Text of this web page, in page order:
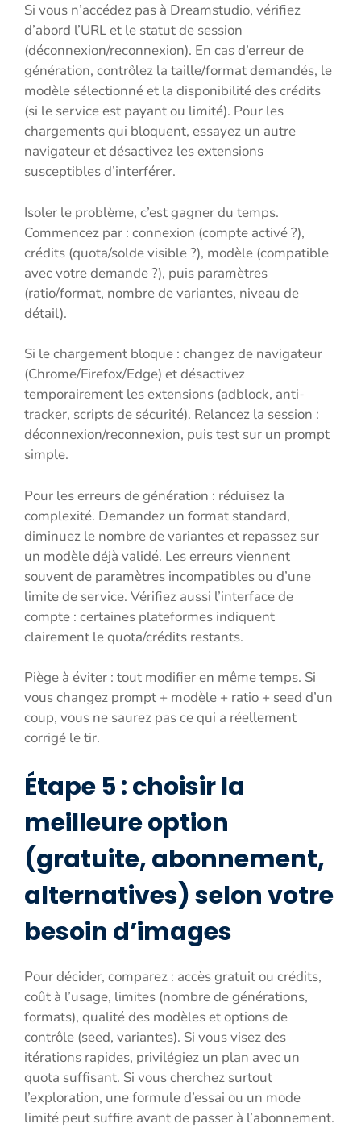
Si vous n’accédez pas à Dreamstudio, vérifiez
d’abord l’URL et le statut de session
(déconnexion/reconnexion). En cas d’erreur de
génération, contrôlez la taille/format demandés, le
modèle sélectionné et la disponibilité des crédits
(si le service est payant ou limité). Pour les
chargements qui bloquent, essayez un autre
navigateur et désactivez les extensions
susceptibles d’interférer.
Isoler le problème, c’est gagner du temps.
Commencez par : connexion (compte activé ?),
crédits (quota/solde visible ?), modèle (compatible
avec votre demande ?), puis paramètres
(ratio/format, nombre de variantes, niveau de
détail).
Si le chargement bloque : changez de navigateur
(Chrome/Firefox/Edge) et désactivez
temporairement les extensions (adblock, anti-
tracker, scripts de sécurité). Relancez la session :
déconnexion/reconnexion, puis test sur un prompt
simple.
Pour les erreurs de génération : réduisez la
complexité. Demandez un format standard,
diminuez le nombre de variantes et repassez sur
un modèle déjà validé. Les erreurs viennent
souvent de paramètres incompatibles ou d’une
limite de service. Vérifiez aussi l’interface de
compte : certaines plateformes indiquent
clairement le quota/crédits restants.
Piège à éviter : tout modifier en même temps. Si
vous changez prompt + modèle + ratio + seed d’un
coup, vous ne saurez pas ce qui a réellement
corrigé le tir.
Étape 5 : choisir la
meilleure option
(gratuite, abonnement,
alternatives) selon votre
besoin d’images
Pour décider, comparez : accès gratuit ou crédits,
coût à l’usage, limites (nombre de générations,
formats), qualité des modèles et options de
contrôle (seed, variantes). Si vous visez des
itérations rapides, privilégiez un plan avec un
quota suffisant. Si vous cherchez surtout
l’exploration, une formule d’essai ou un mode
limité peut suffire avant de passer à l’abonnement.